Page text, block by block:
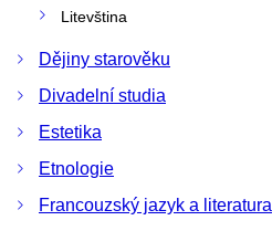
Litevština
Dějiny starověku
Divadelní studia
Estetika
Etnologie
Francouzský jazyk a literatura